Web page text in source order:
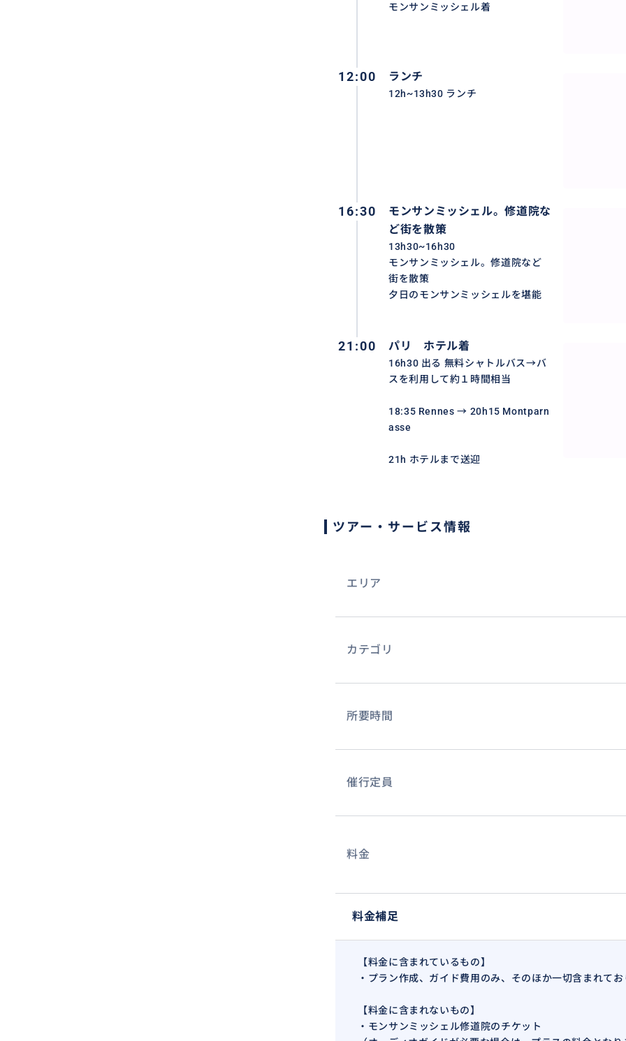
モン・サン＝ミシェル（Mont Saint-Michel）は、フラン
カトリックの巡礼地のひとつであり「西洋の驚異」と称さ
おすすめ
モン・サン＝ミシェル（Mont Saint-Michel）は、フラン
ミシェルとその湾」としてユネスコの世界遺産に登録され
モンサンミッシェル着
12:00 ランチ
12h~13h30 ランチ
16:30
モンサンミッシェル。修道院な
ど街を散策
13h30~16h30
モンサンミッシェル。修道院など
街を散策
夕日のモンサンミッシェルを堪能
21:00 パリ ホテル着
16h30 出る 無料シャトルバス→バ
スを利用して約１時間相当
18:35 Rennes → 20h15 Montparn
asse
21h ホテルまで送迎
ツアー・サービス情報
エリア
カテゴリ
所要時間
催行定員
料金
料金補足
【料金に含まれているもの】
・プラン作成、ガイド費用のみ、そのほか一切含まれてお
【料金に含まれないもの】
・モンサンミッシェル修道院のチケット